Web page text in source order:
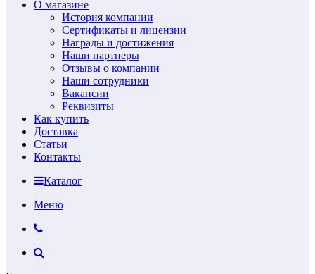
О магазине
История компании
Сертификаты и лицензии
Награды и достижения
Наши партнеры
Отзывы о компании
Наши сотрудники
Вакансии
Реквизиты
Как купить
Доставка
Статьи
Контакты
Каталог
Меню